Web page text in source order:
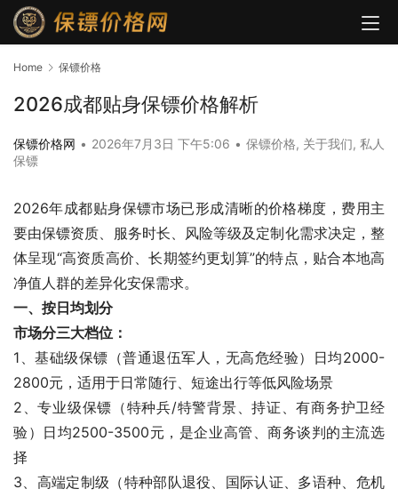
Home 保镖价格
2026成都贴身保镖价格解析
保镖价格网 • 2026年7月3日 下午5:06 • 保镖价格, 关于我们, 私人
保镖
2026年成都贴身保镖市场已形成清晰的价格梯度，费用主
要由保镖资质、服务时长、风险等级及定制化需求决定，整
体呈现“高资质高价、长期签约更划算”的特点，贴合本地高
净值人群的差异化安保需求。
一、按日均划分
市场分三大档位：
1、基础级保镖（普通退伍军人，无高危经验）日均2000-
2800元，适用于日常随行、短途出行等低风险场景
2、专业级保镖（特种兵/特警背景、持证、有商务护卫经
验）日均2500-3500元，是企业高管、商务谈判的主流选
择
3、高端定制级（特种部队退役、国际认证、多语种、危机